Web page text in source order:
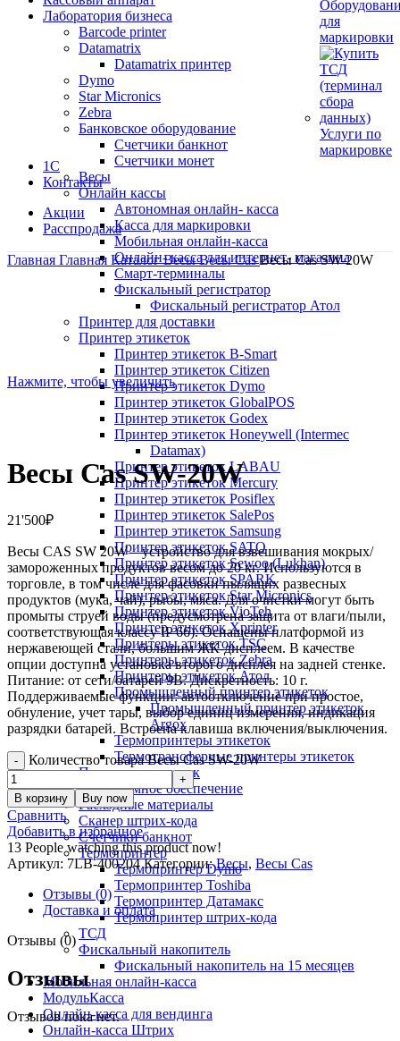
Лаборатория бизнеса
Barcode printer
Datamatrix
Datamatrix принтер
Dymo
Star Micronics
Zebra
Банковское оборудование
Счетчики банкнот
Счетчики монет
Весы
Онлайн кассы
Автономная онлайн- касса
Касса для маркировки
Мобильная онлайн-касса
Онлайн- касса для интернет- магазина
Смарт-терминалы
Фискальный регистратор
Фискальный регистратор Атол
Принтер для доставки
Принтер этикеток
Принтер этикеток B-Smart
Принтер этикеток Citizen
Принтер этикеток Dymo
Принтер этикеток GlobalPOS
Принтер этикеток Godex
Принтер этикеток Honeywell (Intermec
Datamax)
Принтер этикеток LABAU
Принтер этикеток Mercury
Принтер этикеток Posiflex
Принтер этикеток SalePos
Принтер этикеток Samsung
Принтер этикеток SATO
Принтер этикеток Sewoo (Lukhan)
Принтер этикеток SPARK
Принтер этикеток Star Micronics
Принтер этикеток VioTeh
Принтер этикеток Xprinter
Принтеры этикеток TSC
Принтеры этикеток Zebra
Принтеры этикеток Атол
Промышленный принтер этикеток
Промышленный принтер этикеток
Argox
Термопринтеры этикеток
Термотрансферные принтеры этикеток
Принтеры этикеток
Программное обеспечение
Расходные материалы
Сканер штрих-кода
Счетчики банкнот
Термопринтер
Термопринтер Dymo
Термопринтер Toshiba
Термопринтер Датамакс
Термопринтер штрих-кода
ТСД
Фискальный накопитель
Фискальный накопитель на 15 месяцев
Мобильная онлайн-касса
МодульКасса
Онлайн-касса для вендинга
Онлайн-касса Штрих
для
маркировки
Услуги по
маркировке
1С
Контакты
Акции
Расспродажа
Главная Главная КаталогВесыВесы CasВесы Cas SW-20W
Нажмите, чтобы увеличить
Весы Cas SW-20W
21'500₽
Весы CAS SW 20W – устройство для взвешивания мокрых/
замороженных продуктов весом до 20 кг. Используются в
торговле, в том числе для фасовки пылящих развесных
продуктов (мука, чай), рыбы, мяса. Для очистки могут быть
промыты струей воды (предусмотрена защита от влаги/пыли,
соответствующая классу IP 66). Оснащены платформой из
нержавеющей стали, большим ЖК-дисплеем. В качестве
опции доступна установка второго дисплея на задней стенке.
Питание: от сети/батарей 9В. Дискретность: 10 г.
Поддерживаемые функции: автоотключение при простое,
обнуление, учет тары, выбор единиц измерения, индикация
разрядки батарей. Встроена клавиша включения/выключения.
Количество товара Весы Cas SW-20W
В корзину Buy now
Сравнить
Добавить в избранное
13 People watching this product now!
Артикул: 7LB-400204Категории: Весы, Весы Cas
Отзывы (0)
Доставка и оплата
Отзывы (0)
Отзывы
Отзывов пока нет.